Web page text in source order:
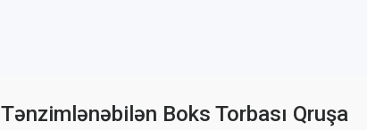
Tənzimlənəbilən Boks Torbası Qruşa